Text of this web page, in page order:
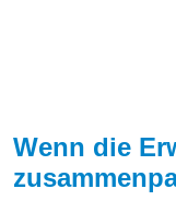
Wenn die